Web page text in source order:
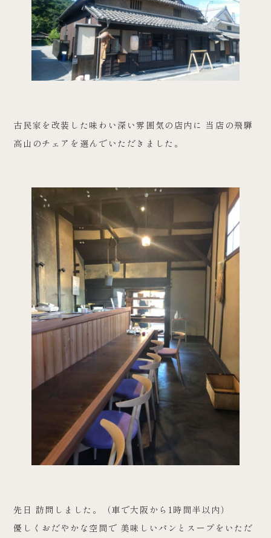
古民家を改装した味わい深い雰囲気の店内に 当店の飛騨
高山のチェアを選んでいただきました。
先日 訪問しました。（車で大阪から1時間半以内）
優しくおだやかな空間で 美味しいパンとスープをいただ